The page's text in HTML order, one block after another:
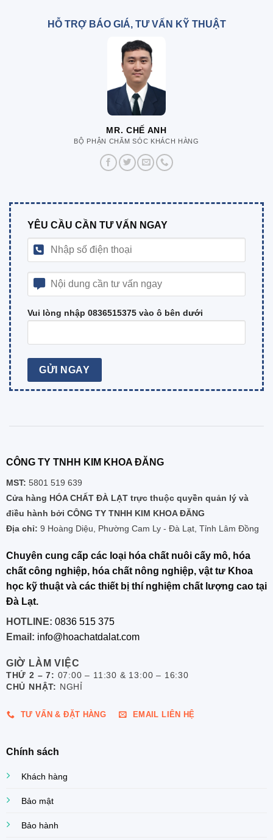
HỖ TRỢ BÁO GIÁ, TƯ VẤN KỸ THUẬT
MR. CHẾ ANH
BỘ PHẬN CHĂM SÓC KHÁCH HÀNG
YÊU CẦU CẦN TƯ VẤN NGAY
Vui lòng nhập 0836515375 vào ô bên dưới
CÔNG TY TNHH KIM KHOA ĐĂNG
MST: 5801 519 639
Cửa hàng HÓA CHẤT ĐÀ LẠT trực thuộc quyền quản lý và
điều hành bởi CÔNG TY TNHH KIM KHOA ĐĂNG
Địa chỉ: 9 Hoàng Diệu, Phường Cam Ly - Đà Lạt, Tỉnh Lâm Đồng
Chuyên cung cấp các loại hóa chất nuôi cấy mô, hóa
chất công nghiệp, hóa chất nông nghiệp, vật tư Khoa
học kỹ thuật và các thiết bị thí nghiệm chất lượng cao tại
Đà Lạt.
HOTLINE: 0836 515 375
Email: info@hoachatdalat.com
GIỜ LÀM VIỆC
THỨ 2 – 7: 07:00 – 11:30 & 13:00 – 16:30
CHỦ NHẬT: NGHỈ
TƯ VẤN & ĐẶT HÀNG EMAIL LIÊN HỆ
Chính sách
Khách hàng
Bảo mật
Bảo hành